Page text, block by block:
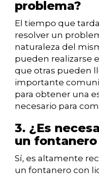
problema?
El tiempo que
resolver un
naturaleza del
pueden realizarse
que otras pueden
importante
para obtener una
necesario para
3. ¿Es
un
Sí, es altamente
un fontanero con